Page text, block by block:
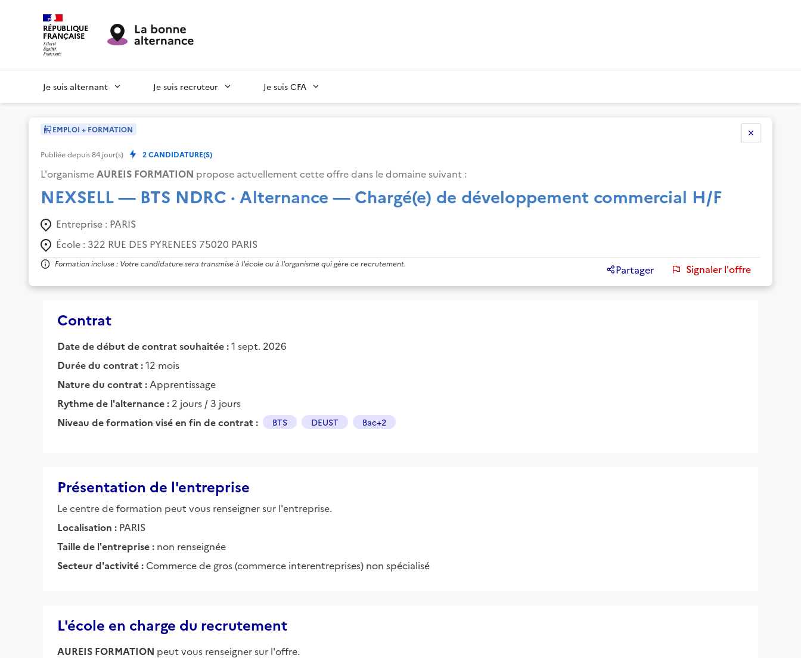
RÉPUBLIQUE
FRANÇAISE
Je suis alternant Je suis recruteur Je suis CFA
EMPLOI + FORMATION
Publiée depuis84 jour(s) 2CANDIDATURE(S)
L'organismeAUREIS FORMATION propose actuellement cette offre dans le domaine suivant :
NEXSELL — BTS NDRC · Alternance — Chargé(e) de développement commercial H/F
Entreprise : PARIS
École : 322 RUE DES PYRENEES 75020 PARIS
Formation incluse : Votre candidature sera transmise à l'école ou à l'organisme qui gère ce recrutement. Partager Signaler l'offre
Contrat
Date de début de contrat souhaitée :1 sept. 2026
Durée du contrat :12 mois
Nature du contrat : Apprentissage
Rythme de l'alternance : 2 jours / 3 jours
Niveau de formation visé en fin de contrat :
BTS DEUST Bac+2
Présentation de l'entreprise
Le centre de formation peut vous renseigner sur l'entreprise.
Localisation : PARIS
Taille de l'entreprise : non renseignée
Secteur d'activité : Commerce de gros (commerce interentreprises) non spécialisé
L'école en charge du recrutement
AUREIS FORMATION peut vous renseigner sur l'offre.